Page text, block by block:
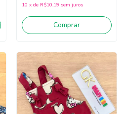
10 x de R$10,19 sem juros
Comprar